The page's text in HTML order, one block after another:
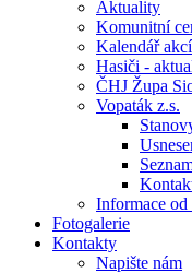
Aktuality
Komunitní
Kalendář akcí
Hasiči -
ČHJ Župa
Vopaták z.s.
Informace od
Fotogalerie
Kontakty
Napište nám